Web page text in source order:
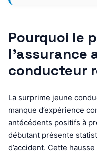
Pourquoi le
l’assurance
conducteur
La surprime jeune
manque d’expérience
antécédents positifs à
débutant présente
d’accident. Cette